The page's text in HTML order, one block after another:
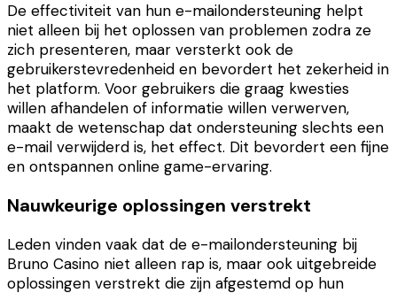
De effectiviteit van hun e-mailondersteuning helpt
niet alleen bij het oplossen van problemen zodra ze
zich presenteren, maar versterkt ook de
gebruikerstevredenheid en bevordert het zekerheid in
het platform. Voor gebruikers die graag kwesties
willen afhandelen of informatie willen verwerven,
maakt de wetenschap dat ondersteuning slechts een
e-mail verwijderd is, het effect. Dit bevordert een fijne
en ontspannen online game-ervaring.
Nauwkeurige oplossingen verstrekt
Leden vinden vaak dat de e-mailondersteuning bij
Bruno Casino niet alleen rap is, maar ook uitgebreide
oplossingen verstrekt die zijn afgestemd op hun